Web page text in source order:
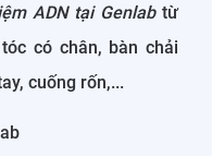
ADN tại Genlabtừ
có chân, bàn chải
cuống rốn,...